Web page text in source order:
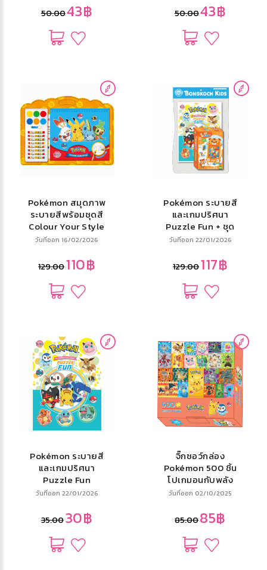
50.0043฿ 50.0043฿
Pokémon สมุดภาพ
ระบายสีพร้อมชุดสี
Colour Your Style
+ สีน้ำและสีชอล์ก
วันที่ออก 16/02/2026
129.00110฿
Pokémon ระบายสี
และเกมปริศนา
Puzzle Fun + ชุด
บล็อกตัวต่อ
วันที่ออก 22/01/2026
129.00117฿
Pokémon ระบายสี
และเกมปริศนา
Puzzle Fun
วันที่ออก 22/01/2026
35.0030฿
จิ๊กซอว์กล่อง
Pokémon 500 ชิ้น
โปเกมอนกับพลัง
พิเศษ
วันที่ออก 02/10/2025
85.0085฿